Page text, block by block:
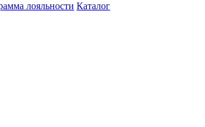
лояльности Каталог